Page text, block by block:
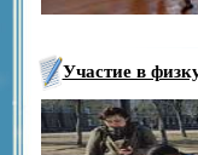
Участие в